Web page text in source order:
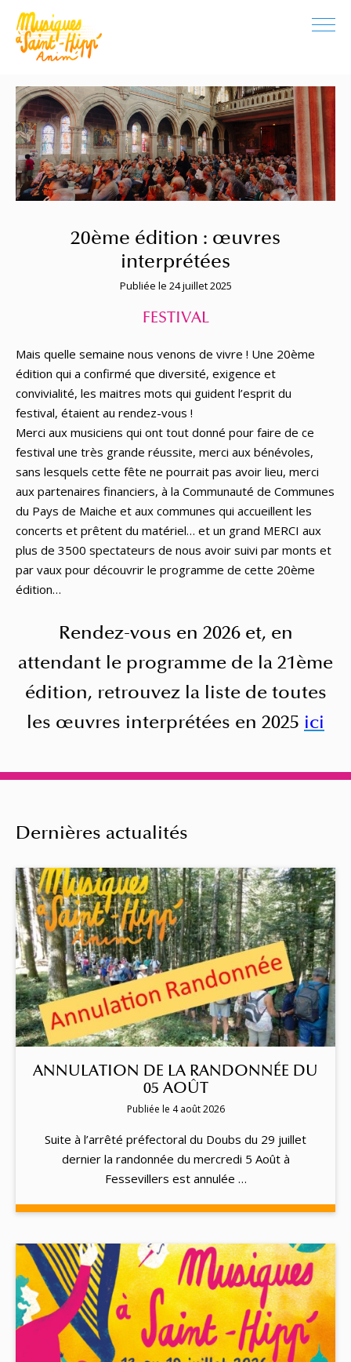
20ème édition : œuvres
interprétées
Publiée le 24 juillet 2025
FESTIVAL
Mais quelle semaine nous venons de vivre ! Une 20ème
édition qui a confirmé que diversité, exigence et
convivialité, les maitres mots qui guident l’esprit du
festival, étaient au rendez-vous !
Merci aux musiciens qui ont tout donné pour faire de ce
festival une très grande réussite, merci aux bénévoles,
sans lesquels cette fête ne pourrait pas avoir lieu, merci
aux partenaires financiers, à la Communauté de Communes
du Pays de Maiche et aux communes qui accueillent les
concerts et prêtent du matériel… et un grand MERCI aux
plus de 3500 spectateurs de nous avoir suivi par monts et
par vaux pour découvrir le programme de cette 20ème
édition…
Rendez-vous en 2026 et, en
attendant le programme de la 21ème
édition, retrouvez la liste de toutes
les œuvres interprétées en 2025 ici
Dernières actualités
ANNULATION DE LA RANDONNÉE DU
05 AOÛT
Publiée le 4 août 2026
Suite à l’arrêté préfectoral du Doubs du 29 juillet
dernier la randonnée du mercredi 5 Août à
Fessevillers est annulée …